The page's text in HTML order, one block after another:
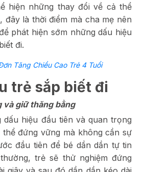
hiện những thay đổi về cả thể
đây là thời điểm mà cha mẹ nên
phát hiện sớm những dấu hiệu
đi.
Tăng Chiều Cao Trẻ 4 Tuổi
trẻ sắp biết đi
và giữ thăng bằng
hiệu đầu tiên và quan trọng
đứng vững mà không cần sự
đầu tiên để bé dần dần tự tin
trẻ sẽ thử nghiệm đứng